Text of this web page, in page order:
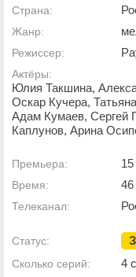
Страна:
Жанр:
Режиссер:
Актёры:
Юлия Такшина,
Оскар Кучера,
Адам Кумаев, Сергей
Каплунов, Арина
Премьера:
Время:
Телеканал:
Статус:
Сколько серий: 4